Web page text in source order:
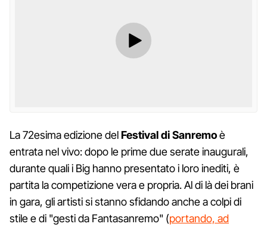
La 72esima edizione delFestival di Sanremoè
entrata nel vivo: dopo le prime due serate inaugurali,
durante quali i Big hanno presentato i loro inediti, è
partita la competizione vera e propria. Al di là dei brani
in gara, gli artisti si stanno sfidando anche a colpi di
stile e di "gesti da Fantasanremo" (portando, ad